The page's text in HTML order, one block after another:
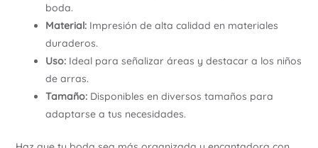
boda.
Material:Impresión de alta calidad en materiales
duraderos.
Uso:Ideal para señalizar áreas y destacar a los niños
de arras.
Tamaño:Disponibles en diversos tamaños para
adaptarse a tus necesidades.